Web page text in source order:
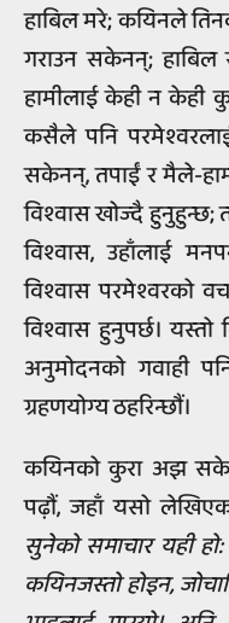
हाबिल मरे; कयिनले
गराउन सकेनन्;
हामीलाई केही न केही
कसैले पनि
सकेनन्, तपाईं र मैले-
विश्वास खोज्दै हुनुहुन्छ;
विश्वास, उहाँलाई
विश्वास परमेश्वरको
विश्वास हुनुपर्छ। यस्तो
अनुमोदनको गवाही
ग्रहणयोग्य ठहरिन्छौं।
कयिनको कुरा अझ
पढ़ौं, जहाँ यसो
सुनेको समाचार यही हो:
कयिनजस्तो होइन,